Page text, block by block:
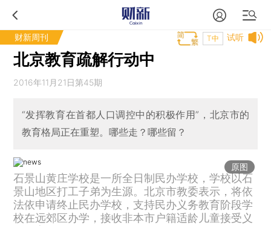
财新周刊 试听
T中
北京教育疏解行动中
2016年11月21日第45期
“发挥教育在首都人口调控中的积极作用”，北京市的
教育格局正在重塑。哪些走？哪些留？
原图
石景山黄庄学校是一所全日制民办学校，学校以石
景山地区打工子弟为生源。北京市教委表示，将依
法依申请终止民办学校，支持民办义务教育阶段学
校在远郊区办学，接收非本市户籍适龄儿童接受义